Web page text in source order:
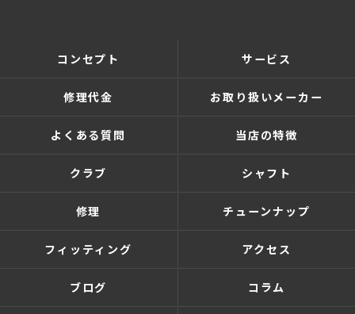
コンセプト サービス
修理代金 お取り扱いメーカー
よくある質問 当店の特徴
クラブ シャフト
修理 チューンナップ
フィッティング アクセス
ブログ コラム